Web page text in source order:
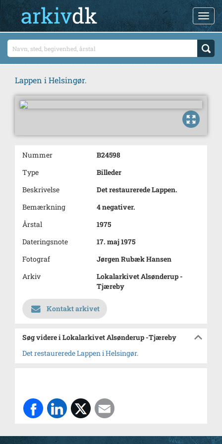
Lappen i Helsingør.
Nummer
B24598
Type
Billeder
Beskrivelse
Det restaurerede Lappen.
Bemærkning
4 negativer.
Årstal
1975
Dateringsnote
17. maj 1975
Fotograf
Jørgen Rubæk Hansen
Arkiv
Lokalarkivet Alsønderup -
Tjæreby
Kontakt arkivet
Søg videre i Lokalarkivet Alsønderup -Tjæreby
Det restaurerede Lappen i Helsingør.